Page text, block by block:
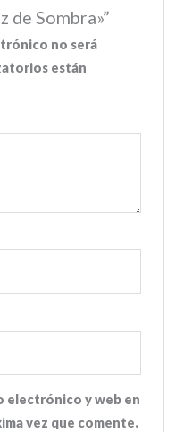
de Sombra»”
no será
están
electrónico y web en
vez que comente.